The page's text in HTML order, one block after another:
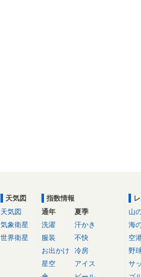
天気図
天気図
気象衛星
世界衛星
指数情報
通年
洗濯
服装
お出かけ
星空
夏季
汗かき
不快
冷房
アイス
山
海
空
野
サ